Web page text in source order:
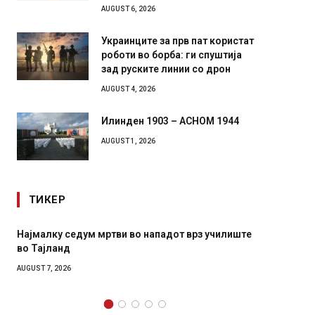
AUGUST 6, 2026
Украинците за прв пат користат
роботи во борба: ги спуштија
зад руските линии со дрон
AUGUST 4, 2026
Илинден 1903 – АСНОМ 1944
AUGUST 1, 2026
ТИКЕР
врз училиште
СОЗИС: Украинците повеќе им веруваат